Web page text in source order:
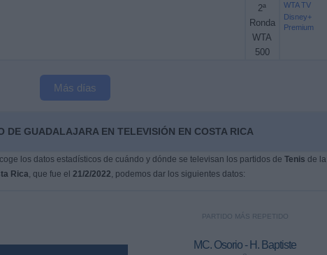
2ª
Ronda
WTA
500
WTA TV
Disney+
Premium
Más días
DE GUADALAJARA EN TELEVISIÓN EN COSTA RICA
los datos estadísticos de cuándo y dónde se televisan los partidos de Tenis de la
Rica, que fue el 21/2/2022, podemos dar los siguientes datos:
PARTIDO MÁS REPETIDO
MC. Osorio - H. Baptiste